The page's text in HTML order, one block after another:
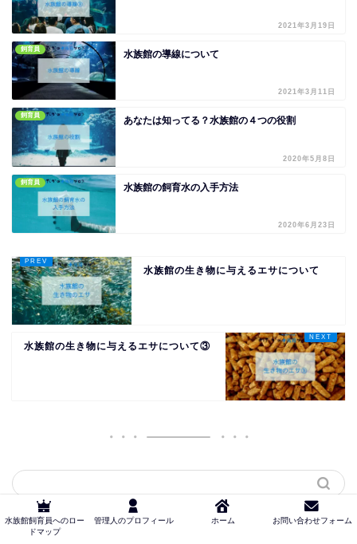
2021年3月19日
飼育員 水族館の導線について
2021年3月11日
飼育員 あなたは知ってる？水族館の４つの役割
2020年5月8日
飼育員 水族館の飼育水の入手方法
2020年6月23日
水族館の生き物に与えるエサについて
水族館の生き物に与えるエサについて③
水族館飼育員へのロー
ドマップ
管理人のプロフィール ホーム お問い合わせフォーム